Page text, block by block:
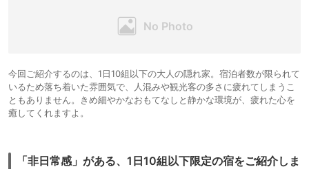
今回ご紹介するのは、1日10組以下の大人の隠れ家。宿泊者数が限られて
いるため落ち着いた雰囲気で、人混みや観光客の多さに疲れてしまうこ
ともありません。きめ細やかなおもてなしと静かな環境が、疲れた心を
癒してくれますよ。
「非日常感」がある、1日10組以下限定の宿をご紹介しま